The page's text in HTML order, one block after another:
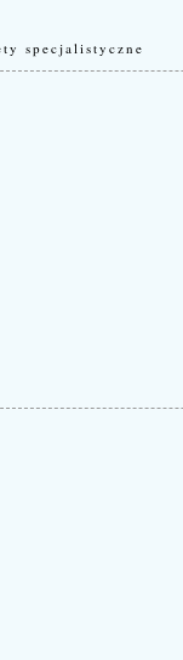
specjalistyczne